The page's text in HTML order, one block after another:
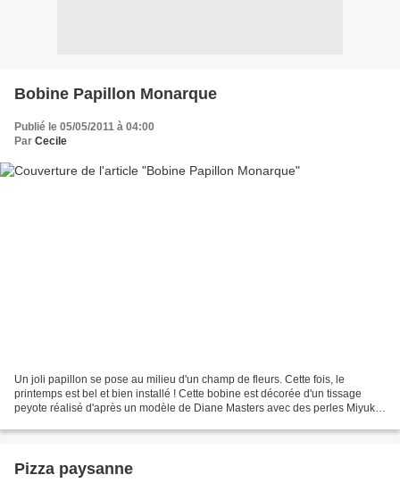
Bobine Papillon Monarque
Publié le 05/05/2011 à 04:00
Par Cecile
Un joli papillon se pose au milieu d'un champ de fleurs. Cette fois, le
printemps est bel et bien installé ! Cette bobine est décorée d'un tissage
peyote réalisé d'après un modèle de Diane Masters avec des perles Miyuki
Pizza paysanne